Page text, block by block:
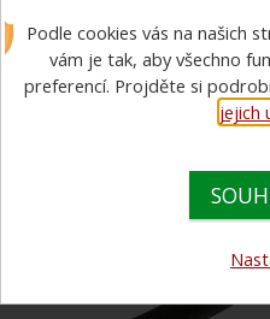
hvězdičkou
Podle cookies vás na našich
vám je tak, aby všechno
preferencí. Projděte si
jejich